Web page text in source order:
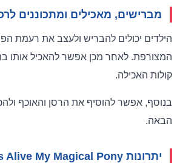
מברישים, מאכילים ומתכוננים
הילדים יכולים להבריש ולעצב את רעמת
המצורפת. לאחר מכן אפשר להאכיל אותו
קולות האכילה.
בנוסף, אפשר להוסיף את הרסן והאוכף
הבאה.
יתרונות Pets Alive My Magical Pony